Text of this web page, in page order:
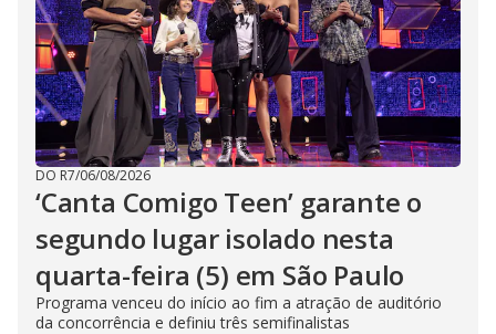
DO R7/06/08/2026
‘Canta Comigo Teen’ garante o
segundo lugar isolado nesta
quarta-feira (5) em São Paulo
Programa venceu do início ao fim a atração de auditório
da concorrência e definiu três semifinalistas